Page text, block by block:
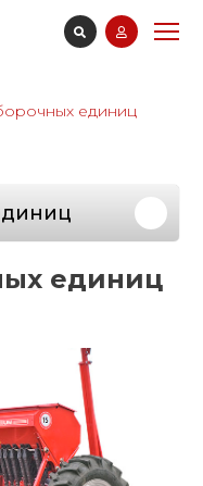
единиц
единиц